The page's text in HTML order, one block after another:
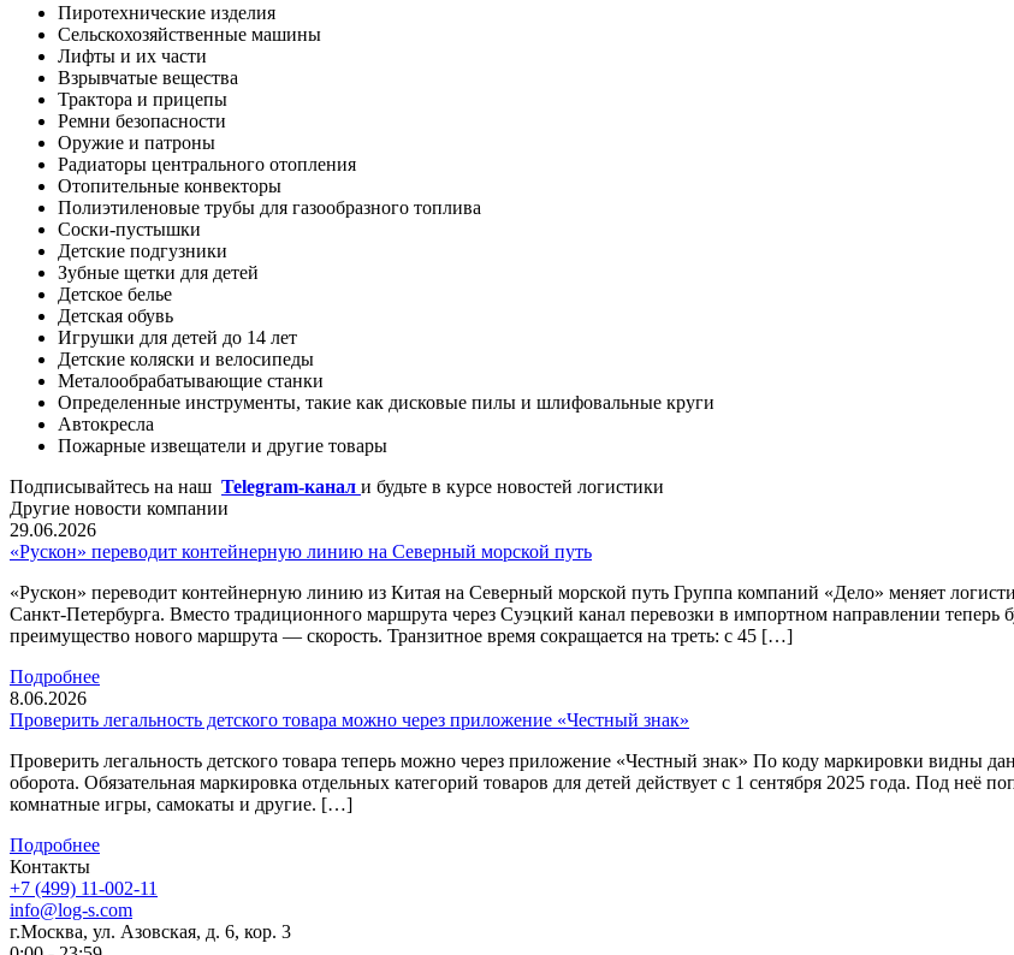
Пиротехнические изделия
Сельскохозяйственные машины
Лифты и их части
Взрывчатые вещества
Трактора и прицепы
Ремни безопасности
Оружие и патроны
Радиаторы центрального отопления
Отопительные конвекторы
Полиэтиленовые трубы для газообразного топлива
Соски-пустышки
Детские подгузники
Зубные щетки для детей
Детское белье
Детская обувь
Игрушки для детей до 14 лет
Детские коляски и велосипеды
Металообрабатывающие станки
Определенные инструменты, такие как дисковые пилы и шлифовальные круги
Автокресла
Пожарные извещатели и другие товары
Подписывайтесь на наш Telegram-канал и будьте в курсе новостей логистики
Другие новости компании
29.06.2026
«Рускон» переводит контейнерную линию на Северный морской путь
«Рускон» переводит контейнерную линию из Китая на Северный морской путь Группа компаний «Дело» меняет
Санкт-Петербурга. Вместо традиционного маршрута через Суэцкий канал перевозки в импортном направлении
преимущество нового маршрута — скорость. Транзитное время сокращается на треть: с 45 […]
Подробнее
8.06.2026
Проверить легальность детского товара можно через приложение «Честный знак»
Проверить легальность детского товара теперь можно через приложение «Честный знак» По коду маркировки видны
оборота. Обязательная маркировка отдельных категорий товаров для детей действует с 1 сентября 2025 года. Под
комнатные игры, самокаты и другие. […]
Подробнее
Контакты
+7 (499) 11-002-11
info@log-s.com
г.Москва, ул. Азовская, д. 6, кор. 3